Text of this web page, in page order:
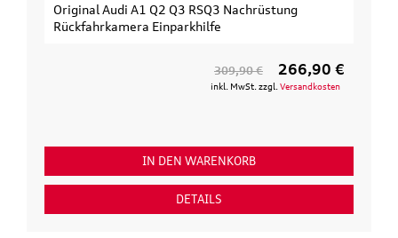
Original Audi A1 Q2 Q3 RSQ3 Nachrüstung
Rückfahrkamera Einparkhilfe
309,90 € 266,90 €
inkl. MwSt. zzgl. Versandkosten
IN DEN WARENKORB
DETAILS